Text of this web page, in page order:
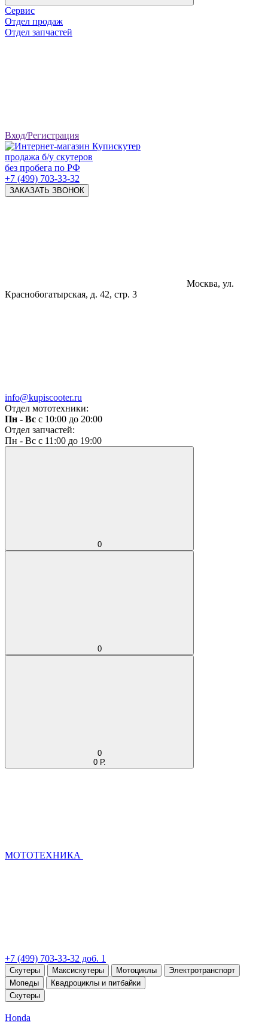
Сервис
Отдел продаж
Отдел запчастей
Вход/Регистрация
продажа б/у скутеров
без пробега по РФ
+7 (499) 703-33-32
ЗАКАЗАТЬ ЗВОНОК
Москва, ул.
Краснобогатырская, д. 42, стр. 3
info@kupiscooter.ru
Отдел мототехники:
Пн - Вс с 10:00 до 20:00
Отдел запчастей:
Пн - Вс с 11:00 до 19:00
0
0
0
0 Р.
МОТОТЕХНИКА
+7 (499) 703-33-32 доб. 1
Скутеры Максискутеры Мотоциклы
Электротранспорт
Мопеды
Квадроциклы и питбайки
Скутеры
Honda